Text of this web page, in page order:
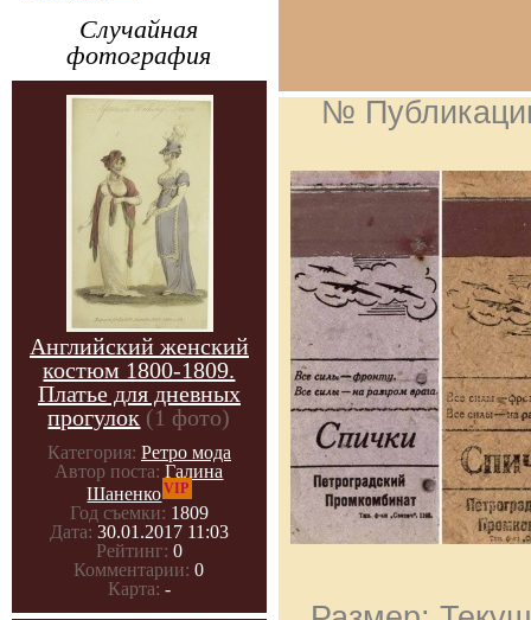
Случайная
фотография
Английский женский
костюм 1800-1809.
Платье для дневных
прогулок (1 фото)
Категория: Ретро мода
Автор поста: Галина
ШаненкоVIP
Год съемки: 1809
Дата: 30.01.2017 11:03
Рейтинг: 0
Комментарии: 0
Карта: -
№